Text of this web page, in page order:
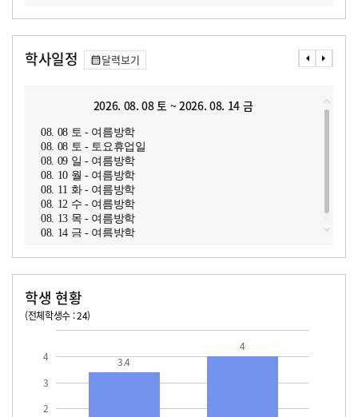
학사일정 달력보기
2026. 08. 08 토 ~ 2026. 08. 14 금
08. 08 토 - 여름방학
08. 08 토 - 토요휴업일
08. 09 일 - 여름방학
08. 10 월 - 여름방학
08. 11 화 - 여름방학
08. 12 수 - 여름방학
08. 13 목 - 여름방학
08. 14 금 - 여름방학
학생 현황
(전체학생수 : 24)
2
3
4 3.4
4